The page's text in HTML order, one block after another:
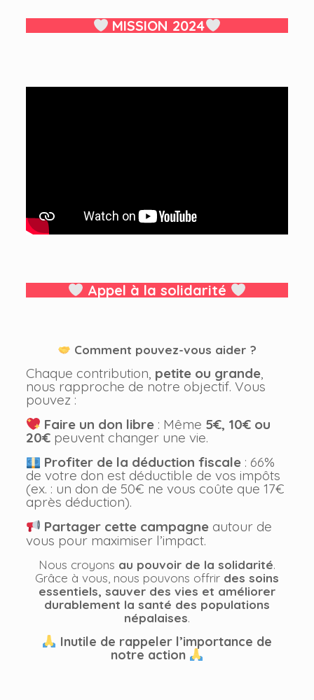
MISSION 2024
Appel à la solidarité
Comment pouvez-vous aider ?
Chaque contribution, petite ou grande,
nous rapproche de notre objectif. Vous
pouvez :
Faire un don libre : Même 5€, 10€ ou
20€peuvent changer une vie.
Profiter de la déduction fiscale : 66%
de votre don est déductible de vos impôts
(ex. : un don de 50€ ne vous coûte que 17€
après déduction).
Partager cette campagne autour de
vous pour maximiser l’impact.
Nous croyons au pouvoir de la solidarité.
Grâce à vous, nous pouvons offrir des soins
essentiels, sauver des vies et améliorer
durablement la santé des populations
népalaises.
Inutile de rappeler l’importance de
notre action